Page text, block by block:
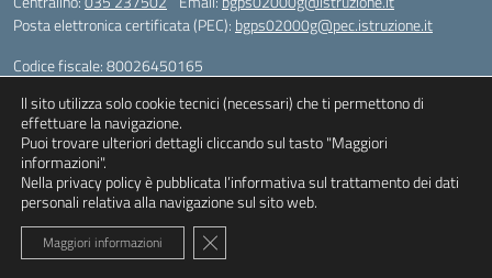
Posta elettronica certificata (PEC): bgps02000g@pec.istruzione.it
Codice fiscale: 80026450165
Codice unico di fatturazione (CUF): UFQXM3
Idea e progetto di Designers Italia
ll sito utilizza solo cookie tecnici (necessari) che ti permettono di
effettuare la navigazione.
Puoi trovare ulteriori dettagli cliccando sul tasto "Maggiori
informazioni".
Nella privacy policy è pubblicata l’informativa sul trattamento dei dati
personali relativa alla navigazione sul sito web.
Maggiori informazioni Close GDPR Cookie Banner